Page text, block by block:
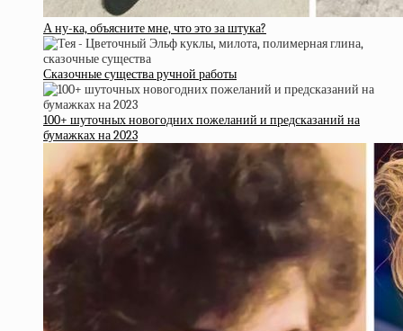
А ну-ка, объясните мне, что это за штука?
Сказочные существа ручной работы
100+ шуточных новогодних пожеланий и предсказаний на
бумажках на 2023